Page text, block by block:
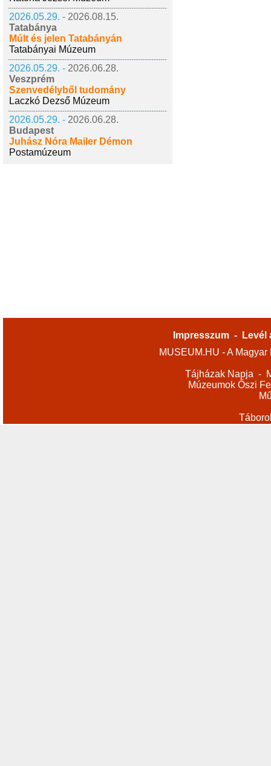
2026.05.29. - 2026.08.15.
Tatabánya
Múlt és jelen Tatabányán
Tatabányai Múzeum
2026.05.29. - 2026.06.28.
Veszprém
Szenvedélyből tudomány
Laczkó Dezső Múzeum
2026.05.29. - 2026.06.28.
Budapest
Juhász Nóra Mailer Démon
Postamúzeum
Impresszum -
Levél
MUSEUM.HU - A
Tájházak Napja -
Múzeumok Őszi